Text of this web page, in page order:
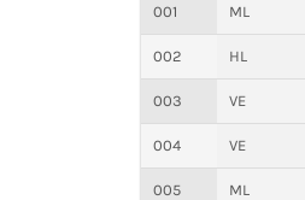
001 ML
002 HL
003 VE
004 VE
005 ML